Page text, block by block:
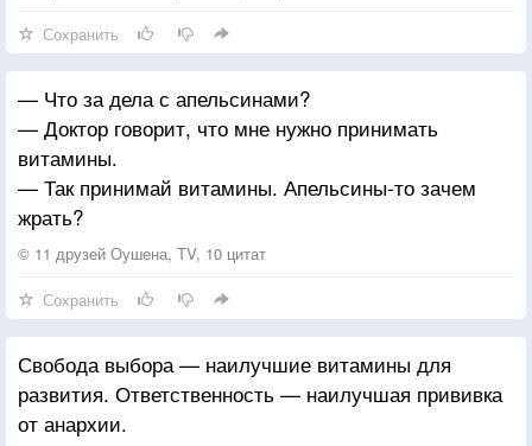
Кривоносый и в очках,
Смотрит зло и строго:
Кушай Нина, в червяках
Витаминов много!
Сохранить
— Что за дела с апельсинами?
— Доктор говорит, что мне нужно принимать
витамины.
— Так принимай витамины. Апельсины-то зачем
жрать?
© 11 друзей Оушена, TV, 10 цитат
Сохранить
Свобода выбора — наилучшие витамины для
развития. Ответственность — наилучшая прививка
от анархии.